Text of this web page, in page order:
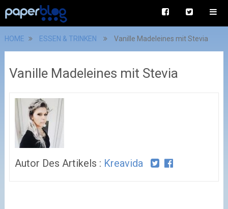
HOME ESSEN & TRINKEN Vanille Madeleines mit Stevia
Vanille Madeleines mit Stevia
Autor Des Artikels : Kreavida